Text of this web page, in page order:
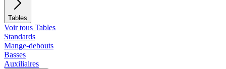
Tables
Voir tous Tables
Standards
Mange-debouts
Basses
Auxiliaires